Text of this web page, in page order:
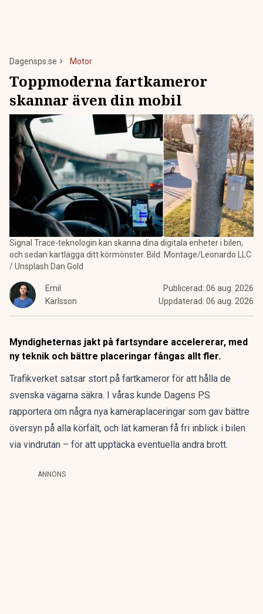
Dagensps.se Motor
Toppmoderna fartkameror
skannar även din mobil
Signal Trace-teknologin kan skanna dina digitala enheter i bilen,
och sedan kartlägga ditt körmönster. Bild: Montage/Leonardo LLC
/ Unsplash Dan Gold
Emil
Karlsson
Publicerad: 06 aug. 2026
Uppdaterad: 06 aug. 2026
Myndigheternas jakt på fartsyndare accelererar, med
ny teknik och bättre placeringar fångas allt fler.
Trafikverket satsar stort på fartkameror för att hålla de
svenska vägarna säkra. I våras kunde Dagens PS
rapportera om några nya kameraplaceringar som gav bättre
översyn på alla körfält, och lät kameran få fri inblick i bilen
via vindrutan – för att upptäcka eventuella andra brott.
ANNONS